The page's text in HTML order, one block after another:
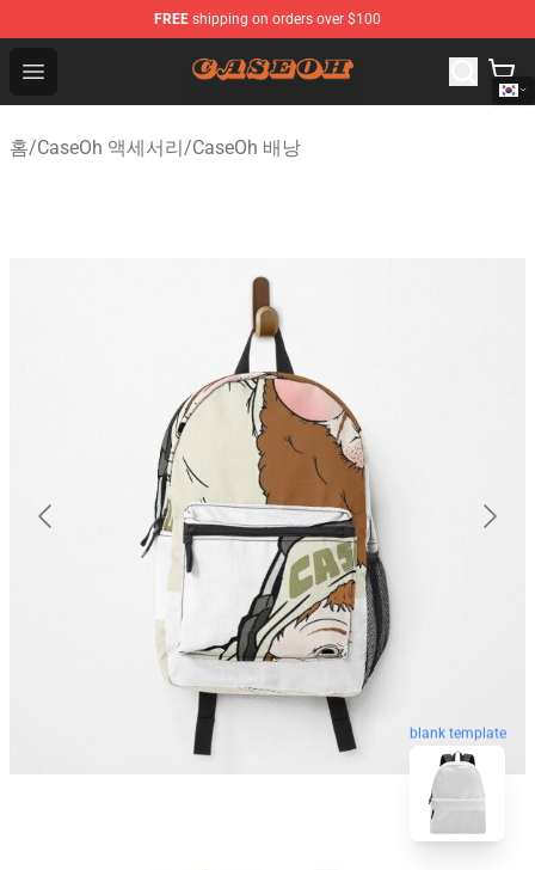
FREE shipping on orders over $100
Open menu
CaseOh Shop - Official CaseOh Merchandise Store
홈/CaseOh 액세서리/CaseOh 배낭
blank template